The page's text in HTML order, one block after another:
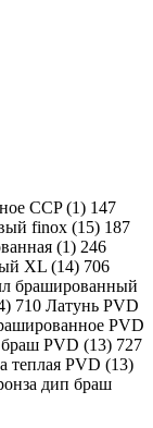
CCP (1) 147
finox (15) 187
(1) 246
XL (14) 706
брашированный
) 710 Латунь PVD
PVD
браш PVD (13) 727
теплая PVD (13)
дип браш